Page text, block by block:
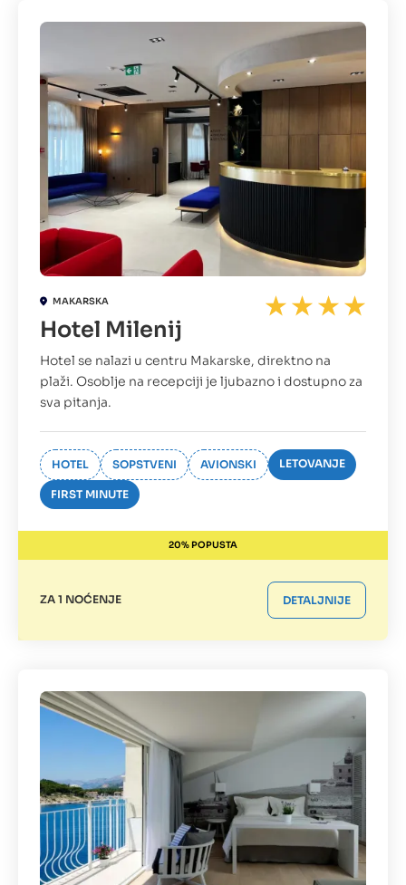
MAKARSKA
Hotel Milenij
Hotel se nalazi u centru Makarske, direktno na
plaži. Osoblje na recepciji je ljubazno i dostupno za
sva pitanja.
HOTEL SOPSTVENI AVIONSKI LETOVANJE
FIRST MINUTE
20% POPUSTA
ZA 1 NOĆENJE DETALJNIJE